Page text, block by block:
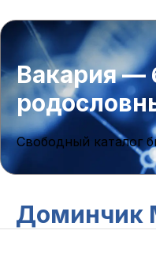
Вакария —
Свободный каталог
Доминчик